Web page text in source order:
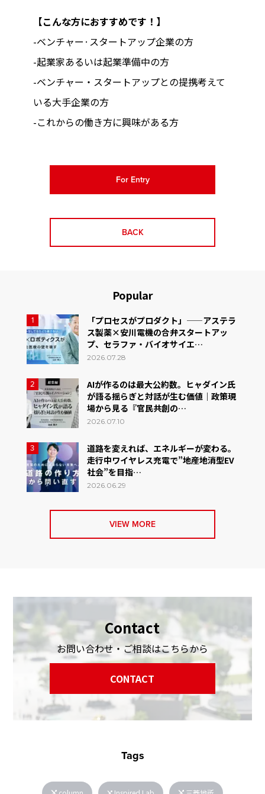
【こんな方におすすめです！】
-ベンチャー·スタートアップ企業の方
-起業家あるいは起業準備中の方
-ベンチャー・スタートアップとの提携考えて
いる大手企業の方
-これからの働き方に興味がある方
For Entry
BACK
Popular
1
「プロセスがプロダクト」——アステラ
ス製薬×安川電機の合弁スタートアッ
プ、セラファ・バイオサイエ…
2026.07.28
2
AIが作るのは最大公約数。ヒャダイン氏
が語る揺らぎと対話が生む価値｜政策現
場から見る『官民共創の…
2026.07.10
3
道路を変えれば、エネルギーが変わる。
走行中ワイヤレス充電で”地産地消型EV
社会”を目指…
2026.06.29
VIEW MORE
Contact
お問い合わせ・ご相談はこちらから
CONTACT
Tags